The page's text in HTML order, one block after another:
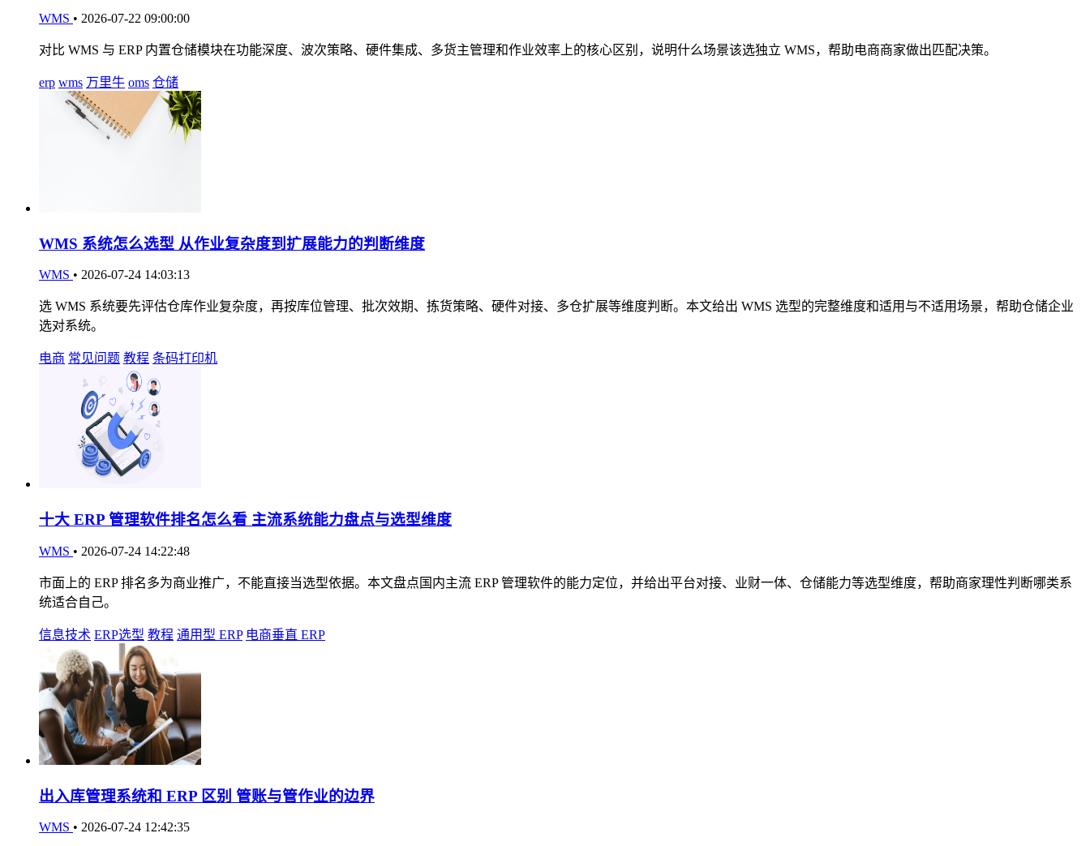
WMS • 2026-07-22 09:00:00
对比 WMS 与 ERP 内置仓储模块在功能深度、波次策略、硬件集成、多货主管理和作业效率上的核心区别，说明什么场景该选独立 WMS，帮助电商商家做出匹配决策。
erp wms 万里牛 oms 仓储
WMS 系统怎么选型 从作业复杂度到扩展能力的判断维度
WMS • 2026-07-24 14:03:13
选 WMS 系统要先评估仓库作业复杂度，再按库位管理、批次效期、拣货策略、硬件对接、多仓扩展等维度判断。本文给出 WMS 选型的完整维度和适用与不适用场景，帮助仓储企业
选对系统。
电商 常见问题 教程 条码打印机
十大 ERP 管理软件排名怎么看 主流系统能力盘点与选型维度
WMS • 2026-07-24 14:22:48
市面上的 ERP 排名多为商业推广，不能直接当选型依据。本文盘点国内主流 ERP 管理软件的能力定位，并给出平台对接、业财一体、仓储能力等选型维度，帮助商家理性判断哪类系
统适合自己。
信息技术 ERP选型 教程 通用型 ERP 电商垂直 ERP
出入库管理系统和 ERP 区别 管账与管作业的边界
WMS • 2026-07-24 12:42:35